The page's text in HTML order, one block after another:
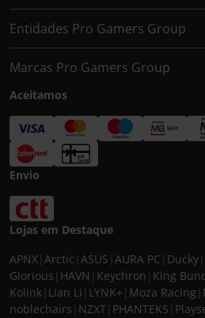
Entidades Pro Gamers Group
Marcas Pro Gamers Group
Aceitamos
Envio
Lojas em Destaque
APNX Arctic ASUS AURA PC Ducky
Glorious HAVN Keychron King
Kolink Lian Li LYNK+ Moza Racing
noblechairs NZXT PHANTEKS